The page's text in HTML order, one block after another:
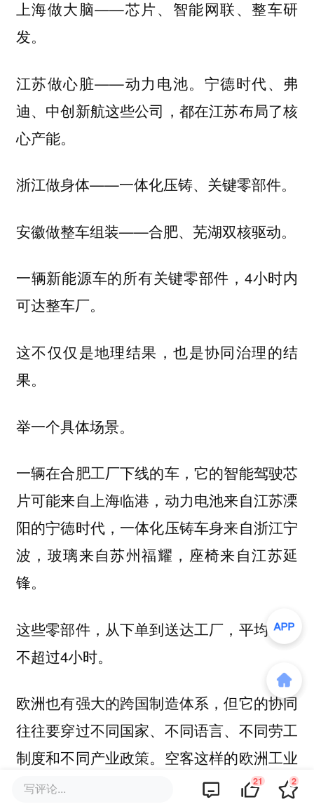
上海做大脑——芯片、智能网联、整车研
发。
江苏做心脏——动力电池。宁德时代、弗
迪、中创新航这些公司，都在江苏布局了核
心产能。
浙江做身体——一体化压铸、关键零部件。
安徽做整车组装——合肥、芜湖双核驱动。
一辆新能源车的所有关键零部件，4小时内
可达整车厂。
这不仅仅是地理结果，也是协同治理的结
果。
举一个具体场景。
一辆在合肥工厂下线的车，它的智能驾驶芯
片可能来自上海临港，动力电池来自江苏溧
阳的宁德时代，一体化压铸车身来自浙江宁
波，玻璃来自苏州福耀，座椅来自江苏延
锋。
这些零部件，从下单到送达工厂，平均时间
不超过4小时。
欧洲也有强大的跨国制造体系，但它的协同
往往要穿过不同国家、不同语言、不同劳工
制度和不同产业政策。空客这样的欧洲工业
样板，本身就是跨国分工的结果，但重大产
写评论... 21 2